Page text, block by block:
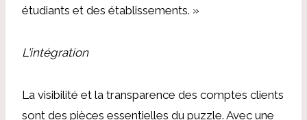
étudiants et des établissements. »
L'intégration
La visibilité et la transparence des comptes clients
sont des pièces essentielles du puzzle. Avec une